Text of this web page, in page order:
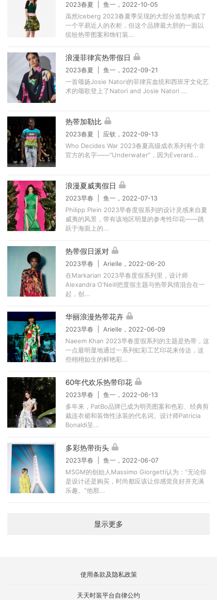
2023春夏 | 鱼一，2022-10-05
虽然Iceberg 2023春夏季呈现的大部分造型构成了
一个平易近人的衣柜，但这个品牌最大胆的一面以
缤纷热带图案和饰钉装...
浪漫菲律宾热带假日
2023春夏 | 鱼一，2022-09-21
一首颂扬Josie Natori的菲律宾血统和西班牙文化艺
术的颂歌登上了Natori and Josie Natori ...
热带加勒比
2023春夏 | 应钦，2022-09-13
Who Decides War 2023春夏高级成衣系列有个非
官方的名字——“Underwater”，因为Everard...
浪漫夏威夷假日
2023早春 | 鱼一，2022-07-13
Philipp Plein 2023早春度假系列的设计灵感来自夏
威夷的风景，带有该地区明显的参考性印花——跳
跃于海面上的...
热带假日派对
2023早春 | Arielle，2022-06-20
在Markarian 2023早春度假系列里，设计师
Alexandra O'Neill把度假主题与热带风情混合在一
起，创...
华丽浪漫热带花卉
2023早春 | Arielle，2022-06-09
Naeem Khan 2023早春度假系列的主题是热带，这
一点最明显地通过一系列虹彩工艺印花来传达，这
些栩栩如生的鲜艳彩...
60年代欢乐热带印花
2023早春 | 鱼一，2022-06-13
多年来，PatBo品牌已成为明亮图案和色彩、经典剪
裁连衣裙和装饰性泳装的代名词。设计师Patricia
Bonaldi呈...
多彩热带街头
2023早春 | 鱼一，2022-06-07
MSGM的创始人Massimo Giorgetti认为：“无论你
是设计还是购买，时尚都应该让你感觉良好并充满
乐趣。”他那...
显示更多
使用条款及隐私政策
天天时装平台自律公约